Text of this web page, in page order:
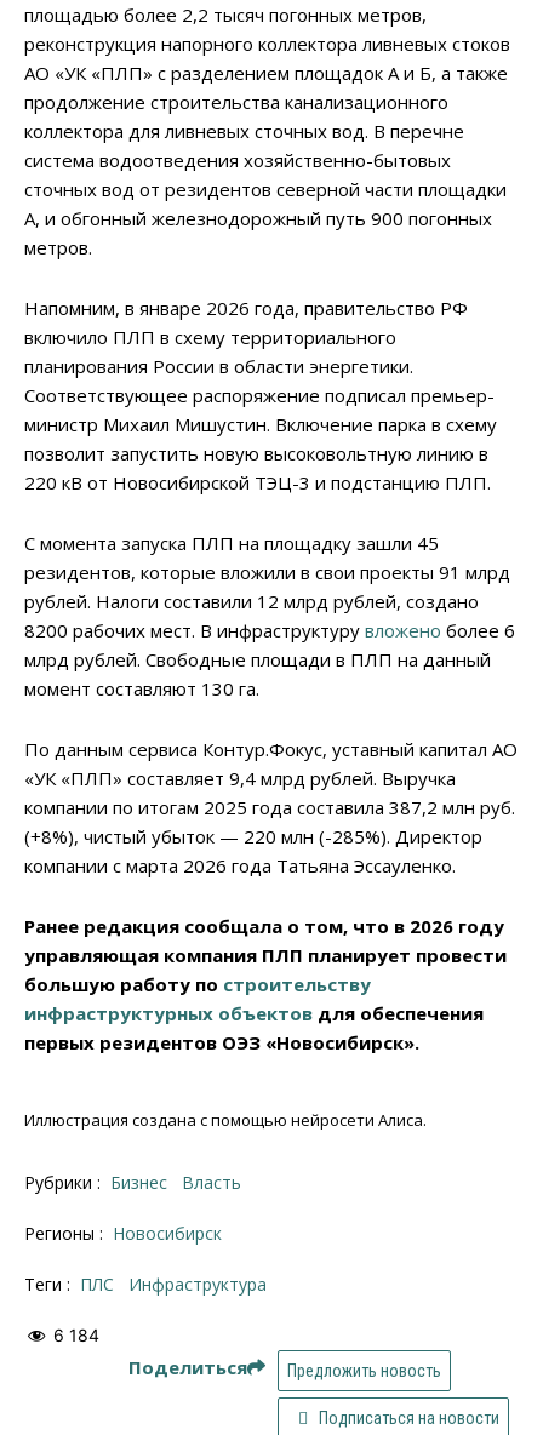
площадью более 2,2 тысяч погонных метров,
реконструкция напорного коллектора ливневых стоков
АО «УК «ПЛП» с разделением площадок А и Б, а также
продолжение строительства канализационного
коллектора для ливневых сточных вод. В перечне
система водоотведения хозяйственно-бытовых
сточных вод от резидентов северной части площадки
А, и обгонный железнодорожный путь 900 погонных
метров.
Напомним, в январе 2026 года, правительство РФ
включило ПЛП в схему территориального
планирования России в области энергетики.
Соответствующее распоряжение подписал премьер-
министр Михаил Мишустин. Включение парка в схему
позволит запустить новую высоковольтную линию в
220 кВ от Новосибирской ТЭЦ-3 и подстанцию ПЛП.
С момента запуска ПЛП на площадку зашли 45
резидентов, которые вложили в свои проекты 91 млрд
рублей. Налоги составили 12 млрд рублей, создано
8200 рабочих мест. В инфраструктуру вложено более 6
млрд рублей. Свободные площади в ПЛП на данный
момент составляют 130 га.
По данным сервиса Контур.Фокус, уставный капитал АО
«УК «ПЛП» составляет 9,4 млрд рублей. Выручка
компании по итогам 2025 года составила 387,2 млн руб.
(+8%), чистый убыток — 220 млн (-285%). Директор
компании с марта 2026 года Татьяна Эссауленко.
Ранее редакция сообщала о том, что в 2026 году
управляющая компания ПЛП планирует провести
большую работу по строительству
инфраструктурных объектов для обеспечения
первых резидентов ОЭЗ «Новосибирск».
Иллюстрация создана с помощью нейросети Алиса.
Рубрики : Бизнес Власть
Регионы : Новосибирск
Теги : ПЛС инфраструктура
6 184
Поделиться Предложить новость
Подписаться на новости